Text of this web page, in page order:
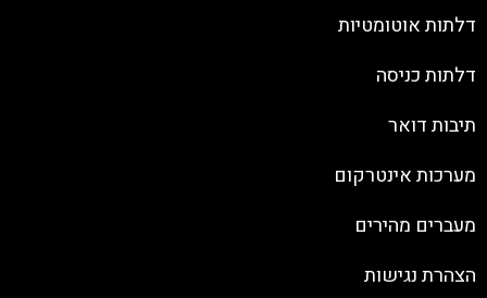
דלתות אוטומטיות
דלתות כניסה
תיבות דואר
מערכות אינטרקום
מעברים מהירים
הצהרת נגישות